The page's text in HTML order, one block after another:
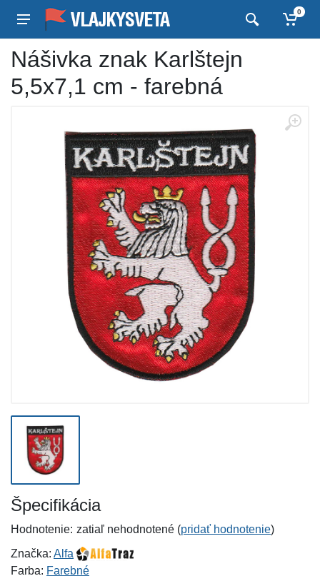
0
Nášivka znak Karlštejn
5,5x7,1 cm - farebná
Špecifikácia
Hodnotenie: zatiaľ nehodnotené (pridať hodnotenie)
Značka: Alfa
Farba: Farebné